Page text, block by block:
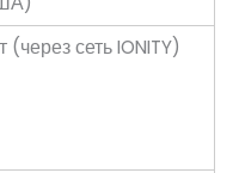
(через сеть IONITY)